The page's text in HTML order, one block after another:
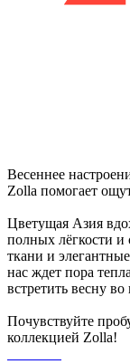
Весеннее
Zolla помогает
Цветущая Азия
полных лёгкости
ткани и
нас ждет пора
встретить весну во
Почувствуйте
коллекцией Zolla!